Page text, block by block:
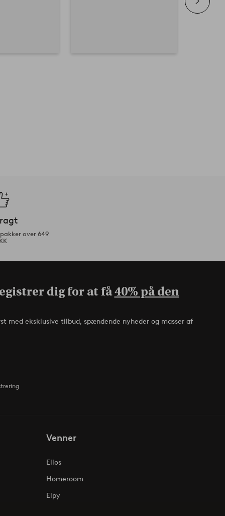
over 649
dig for at få40% på den
med eksklusive tilbud, spændende nyheder og masser af
Venner
Ellos
Homeroom
Elpy